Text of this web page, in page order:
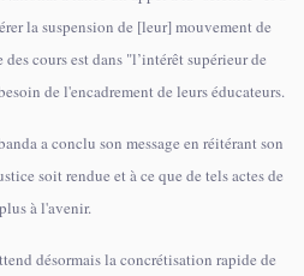
la suspension de [leur] mouvement de
cours est dans "l’intérêt supérieur de
de l'encadrement de leurs éducateurs.
a conclu son message en réitérant son
soit rendue et à ce que de tels actes de
à l'avenir.
désormais la concrétisation rapide de